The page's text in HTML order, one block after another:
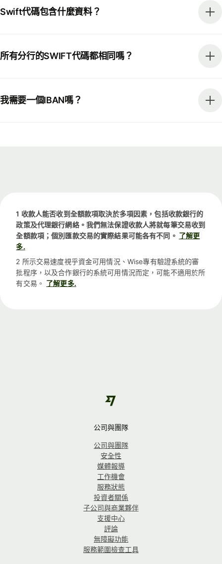
Swift代碼包含什麼資料？
所有分行的SWIFT代碼都相同嗎？
我需要一個IBAN嗎？
1 收款人能否收到全額款項取決於多項因素，包括收款銀行的
政策及代理銀行網絡。我們無法保證收款人將就每筆交易收到
全額款項；個別匯款交易的實際結果可能各有不同。 了解更
多.
2 所示交易速度視乎資金可用情況、Wise專有驗證系統的審
批程序，以及合作銀行的系統可用情況而定，可能不適用於所
有交易。 了解更多.
公司與團隊
公司與團隊
安全性
媒體報導
工作機會
服務狀態
投資者關係
子公司與商業夥伴
支援中心
評論
無障礙功能
服務範圍檢查工具